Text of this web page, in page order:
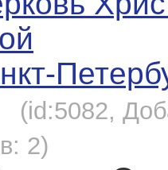
(id:5082,
2)